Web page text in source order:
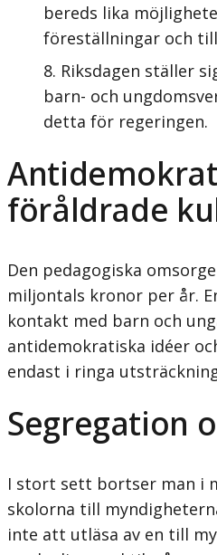
bereds lika
föreställningar och
Riksdagen ställer
barn- och
detta för regeringen.
föråldrade
Den pedagogiska
miljontals kronor per år.
kontakt med barn och
antidemokratiska idéer
endast i ringa
Segregation
I stort sett bortser man i
skolorna till
inte att utläsa av en till